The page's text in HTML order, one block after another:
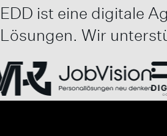
EDD ist eine digitale
Lösungen. Wir